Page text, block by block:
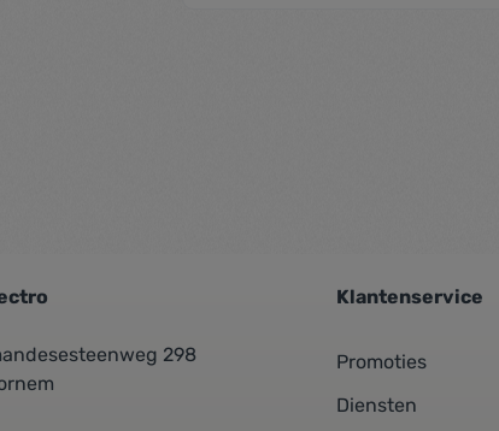
298
Klantenservice
Promoties
Diensten